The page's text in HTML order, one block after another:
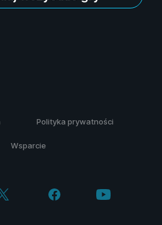
Polityka prywatności
Wsparcie